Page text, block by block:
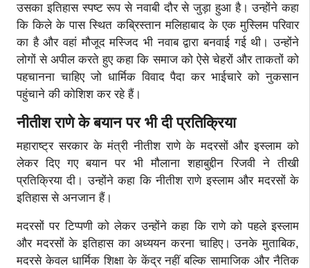
उसका इतिहास स्पष्ट रूप से नवाबी दौर से जुड़ा हुआ है। उन्होंने कहा
कि किले के पास स्थित कब्रिस्तान मलिहाबाद के एक मुस्लिम परिवार
का है और वहां मौजूद मस्जिद भी नवाब द्वारा बनवाई गई थी। उन्होंने
लोगों से अपील करते हुए कहा कि समाज को ऐसे चेहरों और ताकतों को
पहचानना चाहिए जो धार्मिक विवाद पैदा कर भाईचारे को नुकसान
पहुंचाने की कोशिश कर रहे हैं।
नीतीश राणे के बयान पर भी दी प्रतिक्रिया
महाराष्ट्र सरकार के मंत्री नीतीश राणे के मदरसों और इस्लाम को
लेकर दिए गए बयान पर भी मौलाना शहाबुद्दीन रिजवी ने तीखी
प्रतिक्रिया दी। उन्होंने कहा कि नीतीश राणे इस्लाम और मदरसों के
इतिहास से अनजान हैं।
मदरसों पर टिप्पणी को लेकर उन्होंने कहा कि राणे को पहले इस्लाम
और मदरसों के इतिहास का अध्ययन करना चाहिए। उनके मुताबिक,
मदरसे केवल धार्मिक शिक्षा के केंद्र नहीं बल्कि सामाजिक और नैतिक